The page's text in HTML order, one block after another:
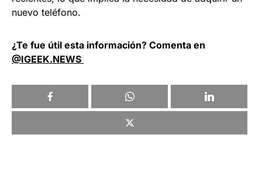
nuevo teléfono.
¿Te fue útil esta información? Comenta en
@IGEEK.NEWS